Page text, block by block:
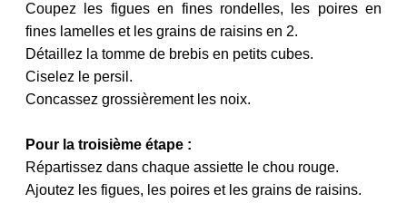
Coupez les figues en fines rondelles, les poires en
fines lamelles et les grains de raisins en 2.
Détaillez la tomme de brebis en petits cubes.
Ciselez le persil.
Concassez grossièrement les noix.
Pour la troisième étape :
Répartissez dans chaque assiette le chou rouge.
Ajoutez les figues, les poires et les grains de raisins.